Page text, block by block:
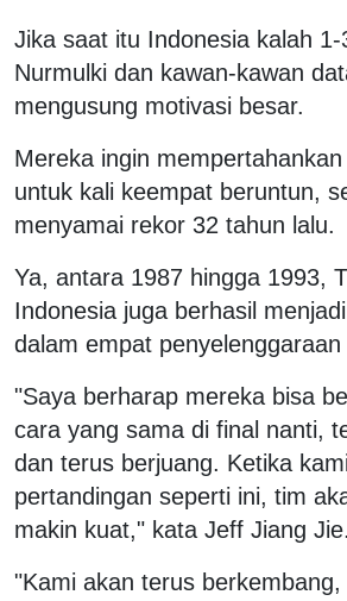
Jika saat itu Indonesia kalah 1-
Nurmulki dan kawan-kawan
mengusung motivasi besar.
Mereka ingin
untuk kali keempat beruntun,
menyamai rekor 32 tahun lalu.
Ya, antara 1987 hingga 1993,
Indonesia juga berhasil
dalam empat
"Saya berharap mereka bisa
cara yang sama di final nanti,
dan terus berjuang. Ketika
pertandingan seperti ini, tim
makin kuat," kata Jeff Jiang Jie.
"Kami akan terus